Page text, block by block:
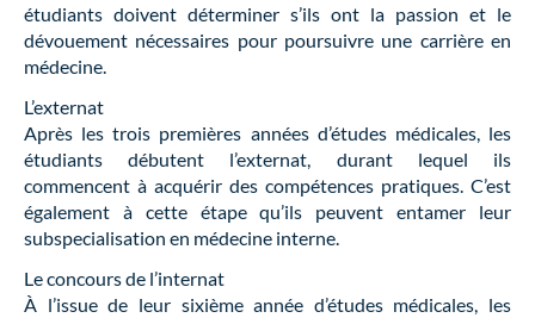
étudiants doivent déterminer s’ils ont la passion et le
dévouement nécessaires pour poursuivre une carrière en
médecine.
L’externat
Après les trois premières années d’études médicales, les
étudiants débutent l’externat, durant lequel ils
commencent à acquérir des compétences pratiques. C’est
également à cette étape qu’ils peuvent entamer leur
subspecialisation en médecine interne.
Le concours de l’internat
À l’issue de leur sixième année d’études médicales, les